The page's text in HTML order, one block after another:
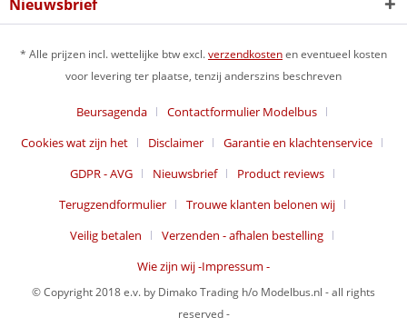
Nieuwsbrief
* Alle prijzen incl. wettelijke btw excl.verzendkostenen eventueel kosten
voor levering ter plaatse, tenzij anderszins beschreven
Beursagenda
Contactformulier Modelbus
Cookies wat zijn het
Disclaimer
Garantie en klachtenservice
GDPR - AVG
Nieuwsbrief
Product reviews
Terugzendformulier
Trouwe klanten belonen wij
Veilig betalen
Verzenden - afhalen bestelling
Wie zijn wij -Impressum -
© Copyright 2018 e.v. by Dimako Trading h/o Modelbus.nl - all rights
reserved -